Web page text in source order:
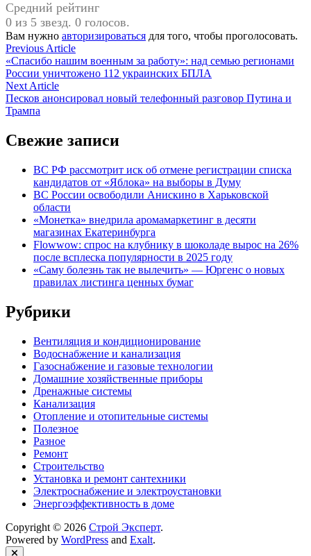
Средний рейтинг
0 из 5 звезд. 0 голосов.
Вам нужно авторизироваться для того, чтобы проголосовать.
Навигация
по
записям
Previous ArticlePrevious
article:
«Спасибо нашим военным за работу»: над семью регионами
России уничтожено 112 украинских БПЛА
Next ArticleNext
article:
Песков анонсировал новый телефонный разговор Путина и
Трампа
Свежие записи
ВС РФ рассмотрит иск об отмене регистрации списка
кандидатов от «Яблока» на выборы в Думу
ВС России освободили Анискино в Харьковской
области
«Монетка» внедрила аромамаркетинг в десяти
магазинах Екатеринбурга
Flowwow: спрос на клубнику в шоколаде вырос на 26%
после всплеска популярности в 2025 году
«Саму болезнь так не вылечить» — Юргенс о новых
правилах листинга ценных бумаг
Рубрики
Вентиляция и кондиционирование
Водоснабжение и канализация
Газоснабжение и газовые технологии
Домашние хозяйственные приборы
Дренажные системы
Канализация
Отопление и отопительные системы
Полезное
Разное
Ремонт
Строительство
Установка и ремонт сантехники
Электроснабжение и электроустановки
Энергоэффективность в доме
Copyright © 2026 Строй Эксперт.
Powered by WordPress and Exalt.
Close